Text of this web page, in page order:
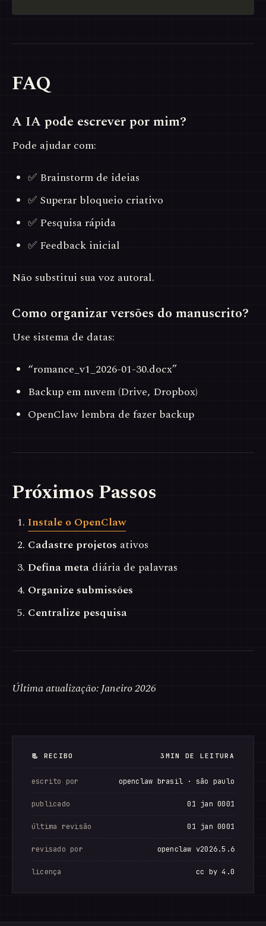
FAQ
A IA pode escrever por mim?
Pode ajudar com:
✅ Brainstorm de ideias
✅ Superar bloqueio criativo
✅ Pesquisa rápida
✅ Feedback inicial
Não substitui sua voz autoral.
Como organizar versões do manuscrito?
Use sistema de datas:
“romance_v1_2026-01-30.docx”
Backup em nuvem (Drive, Dropbox)
OpenClaw lembra de fazer backup
Próximos Passos
Instale o OpenClaw
Cadastre projetos ativos
Defina meta diária de palavras
Organize submissões
Centralize pesquisa
Última atualização: Janeiro 2026
📃 RECIBO 3MIN DE LEITURA
escrito por openclaw brasil · são paulo
publicado 01 jan 0001
última revisão 01 jan 0001
revisado por openclaw v2026.5.6
licença cc by 4.0